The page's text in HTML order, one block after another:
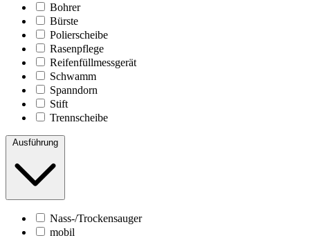
Bohrer
Bürste
Polierscheibe
Rasenpflege
Reifenfüllmessgerät
Schwamm
Spanndorn
Stift
Trennscheibe
Ausführung
Nass-/Trockensauger
mobil